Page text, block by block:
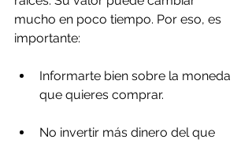
mucho en poco tiempo. Por eso, es
importante:
Informarte bien sobre la moneda
que quieres comprar.
No invertir más dinero del que